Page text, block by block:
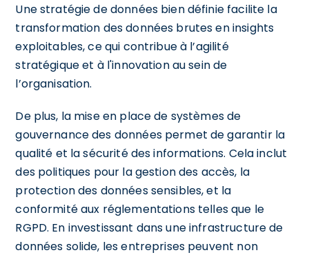
Une stratégie de données bien définie facilite la
transformation des données brutes en insights
exploitables, ce qui contribue à l’agilité
stratégique et à l'innovation au sein de
l’organisation.
De plus, la mise en place de systèmes de
gouvernance des données permet de garantir la
qualité et la sécurité des informations. Cela inclut
des politiques pour la gestion des accès, la
protection des données sensibles, et la
conformité aux réglementations telles que le
RGPD. En investissant dans une infrastructure de
données solide, les entreprises peuvent non